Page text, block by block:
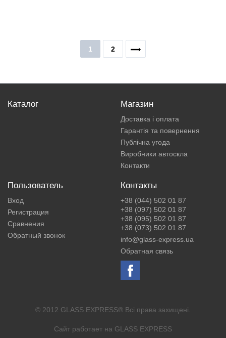
1 2
Каталог Магазин
Доставка і оплата
Гарантія та повернення
Публічна угода
Виробники автоскла
Контакти
Пользователь
Вход
Регистрация
Сравнения
Обратный звонок
Контакты
+38 (044) 502 01 87
+38 (097) 502 01 87
+38 (095) 502 01 87
+38 (073) 502 01 87
info@glass-express.ua
Обратная связь
© 2012 GLASS EXPRESS® Всі права захищені.
Сайт работает на GLASS EXPRESS